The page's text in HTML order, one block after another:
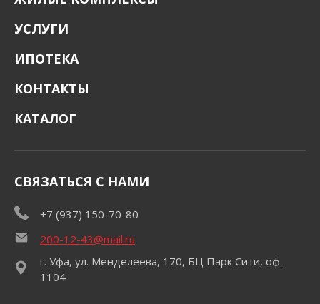
УСЛУГИ
ИПОТЕКА
КОНТАКТЫ
КАТАЛОГ
СВЯЗАТЬСЯ С НАМИ
+7 (937) 150-70-80
200-12-43@mail.ru
г. Уфа, ул. Менделеева, 170, БЦ Парк Сити, оф.
1104